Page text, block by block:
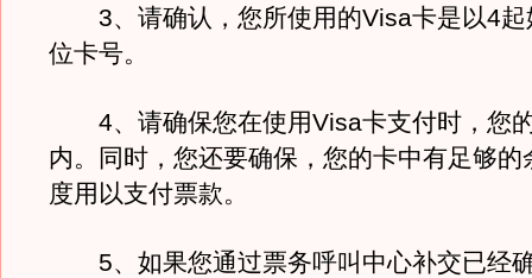
3、请确认，您所使用的Visa卡是以4起
位卡号。
4、请确保您在使用Visa卡支付时，您
内。同时，您还要确保，您的卡中有足够的
度用以支付票款。
5、如果您通过票务呼叫中心补交已经